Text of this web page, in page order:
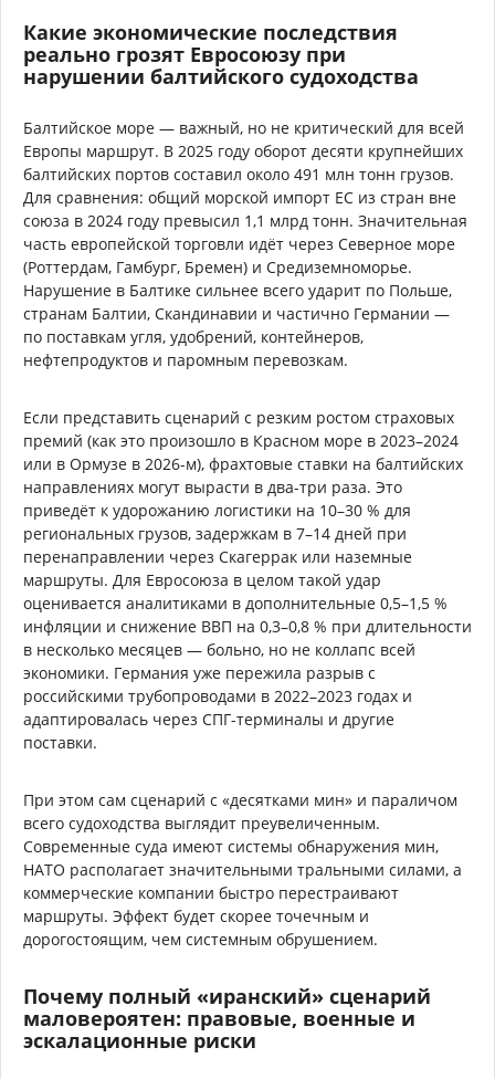
Какие экономические последствия
реально грозят Евросоюзу при
нарушении балтийского судоходства
Балтийское море — важный, но не критический для всей
Европы маршрут. В 2025 году оборот десяти крупнейших
балтийских портов составил около 491 млн тонн грузов.
Для сравнения: общий морской импорт ЕС из стран вне
союза в 2024 году превысил 1,1 млрд тонн. Значительная
часть европейской торговли идёт через Северное море
(Роттердам, Гамбург, Бремен) и Средиземноморье.
Нарушение в Балтике сильнее всего ударит по Польше,
странам Балтии, Скандинавии и частично Германии —
по поставкам угля, удобрений, контейнеров,
нефтепродуктов и паромным перевозкам.
Если представить сценарий с резким ростом страховых
премий (как это произошло в Красном море в 2023–2024
или в Ормузе в 2026-м), фрахтовые ставки на балтийских
направлениях могут вырасти в два-три раза. Это
приведёт к удорожанию логистики на 10–30 % для
региональных грузов, задержкам в 7–14 дней при
перенаправлении через Скагеррак или наземные
маршруты. Для Евросоюза в целом такой удар
оценивается аналитиками в дополнительные 0,5–1,5 %
инфляции и снижение ВВП на 0,3–0,8 % при длительности
в несколько месяцев — больно, но не коллапс всей
экономики. Германия уже пережила разрыв с
российскими трубопроводами в 2022–2023 годах и
адаптировалась через СПГ-терминалы и другие
поставки.
При этом сам сценарий с «десятками мин» и параличом
всего судоходства выглядит преувеличенным.
Современные суда имеют системы обнаружения мин,
НАТО располагает значительными тральными силами, а
коммерческие компании быстро перестраивают
маршруты. Эффект будет скорее точечным и
дорогостоящим, чем системным обрушением.
Почему полный «иранский» сценарий
маловероятен: правовые, военные и
эскалационные риски